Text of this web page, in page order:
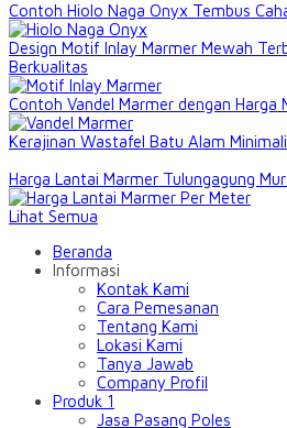
Contoh Hiolo Naga Onyx Tembus
Design Motif Inlay Marmer Mewah
Berkualitas
Contoh Vandel Marmer dengan Harga
Kerajinan Wastafel Batu Alam
Harga Lantai Marmer Tulungagung
Lihat Semua
Beranda
Informasi
Kontak Kami
Cara Pemesanan
Tentang Kami
Lokasi Kami
Tanya Jawab
Company Profil
Produk 1
Jasa Pasang Poles